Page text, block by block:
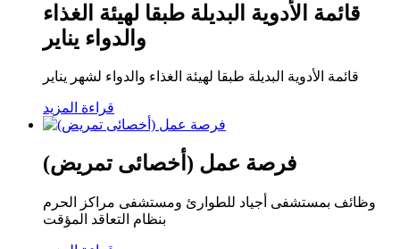
قائمة الأدوية البديلة طبقا لهيئة الغذاء
والدواء يناير
قائمة الأدوية البديلة طبقا لهيئة الغذاء والدواء لشهر يناير
قراءة المزيد
فرصة عمل (أخصائى تمريض)
وظائف بمستشفى أجياد للطوارئ ومستشفى مراكز الحرم
بنظام التعاقد المؤقت